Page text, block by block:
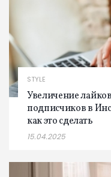
STYLE
Увеличение
подписчиков в
как это сделать
15.04.2025